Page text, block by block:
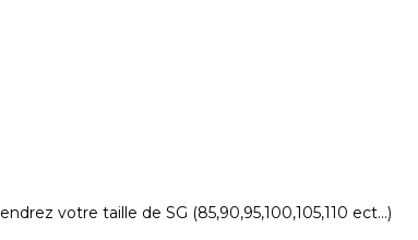
votre taille de SG (85,90,95,100,105,110 ect…)